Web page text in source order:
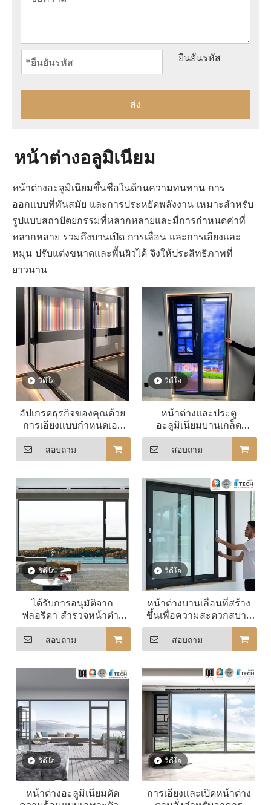
ส่ง
หน้าต่างอลูมิเนียม
หน้าต่างอะลูมิเนียมขึ้นชื่อในด้านความทนทาน การ
ออกแบบที่ทันสมัย ​​และการประหยัดพลังงาน เหมาะสำหรับ
รูปแบบสถาปัตยกรรมที่หลากหลายและมีการกำหนดค่าที่
หลากหลาย รวมถึงบานเปิด การเลื่อน และการเอียงและ
หมุน ปรับแต่งขนาดและพื้นผิวได้ จึงให้ประสิทธิภาพที่
ยาวนาน
วิดีโอ
อัปเกรดธุรกิจของคุณด้วย
การเอียงแบบกำหนดเอง
และเปิด Windows
สอบถาม
วิดีโอ
หน้าต่างและประตู
อะลูมิเนียมบานเกล็ด
ประหยัดพลังงาน
สอบถาม
วิดีโอ
ได้รับการอนุมัติจาก
ฟลอริดา สำรวจหน้าต่าง
บานเปิดอลูมิเนียมขนาด
ใหญ่ขายร้อนของเรา
สอบถาม
วิดีโอ
หน้าต่างบานเลื่อนที่สร้าง
ขึ้นเพื่อความสะดวกสบาย
ในที่อยู่อาศัย ประสบการณ์
บ้านส่วนบุคคล
สอบถาม
วิดีโอ
หน้าต่างอะลูมิเนียมตัด
วิดีโอ
การเอียงและเปิดหน้าต่าง